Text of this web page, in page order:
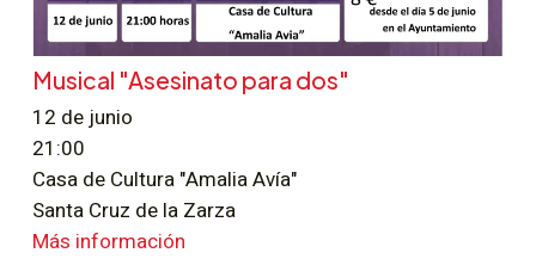
Musical "Asesinato para dos"
12 de junio
21:00
Casa de Cultura "Amalia Avía"
Santa Cruz de la Zarza
Más información